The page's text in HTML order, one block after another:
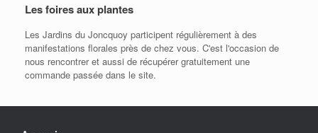
peuvent
choisies
sur
la
page
produit
Les foires aux plantes
Les Jardins du Joncquoy participent régulièrement à des
manifestations florales près de chez vous. C'est l'occasion de
nous rencontrer et aussi de récupérer gratuitement une
commande passée dans le site.